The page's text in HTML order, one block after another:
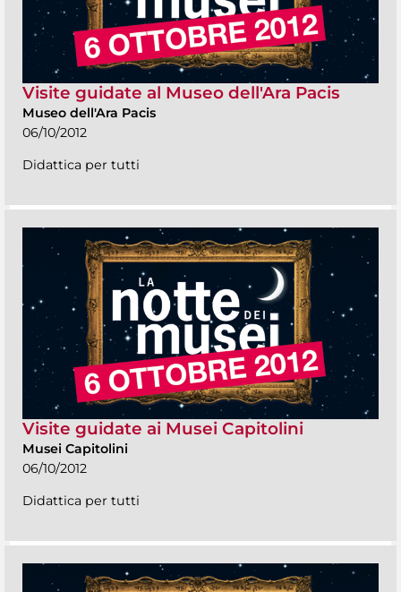
Visite guidate al Museo dell'Ara Pacis
Museo dell'Ara Pacis
06/10/2012
Didattica per tutti
Visite guidate ai Musei Capitolini
Musei Capitolini
06/10/2012
Didattica per tutti